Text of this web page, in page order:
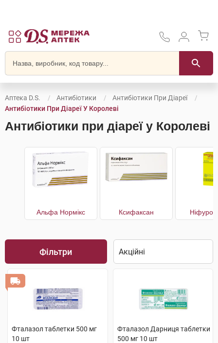
Аптека D.S. Антибіотики
Антибіотики При Діареї
Антибіотики При Діареї У Королеві
Антибіотики при діареї у Королеві
Альфа Нормікс Ксифаксан
Фільтри
Фталазол таблетки 500 мг
10 шт
Фталазол Дарниця таблетки
500 мг 10 шт